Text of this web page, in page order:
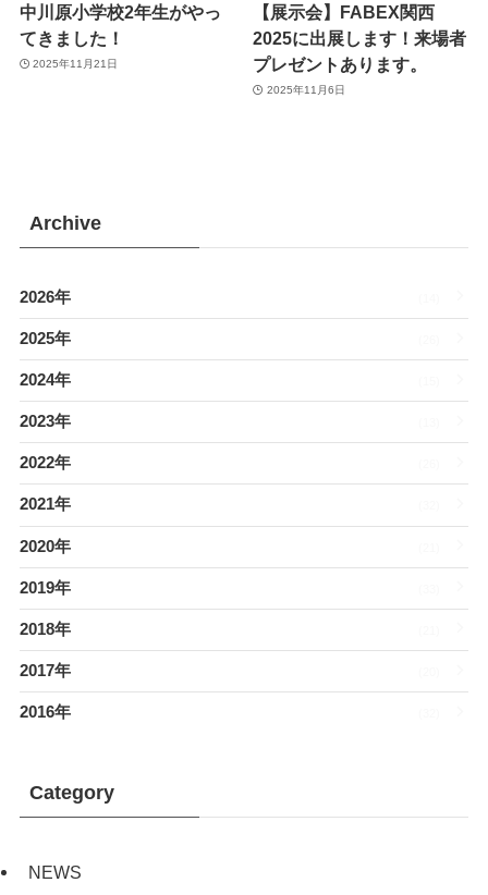
中川原小学校2年生がやっ
てきました！
2025年11月21日
【展示会】FABEX関西
2025に出展します！来場者
プレゼントあります。
2025年11月6日
Archive
2026年
2025年
2024年
2023年
2022年
2021年
2020年
2019年
2018年
2017年
2016年
Category
NEWS